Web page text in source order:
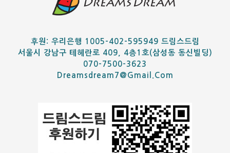
후원: 우리은행 1005-402-595949 드림스드림
서울시 강남구 테헤란로 409, 4층1호(삼성동 동신빌딩)
070-7500-3623
Dreamsdream7@gmail.com